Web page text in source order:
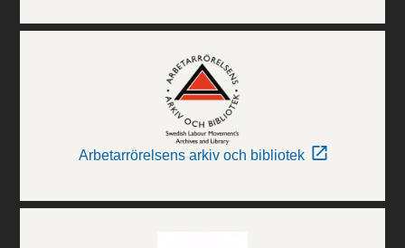
Arbetarrörelsens arkiv och bibliotek